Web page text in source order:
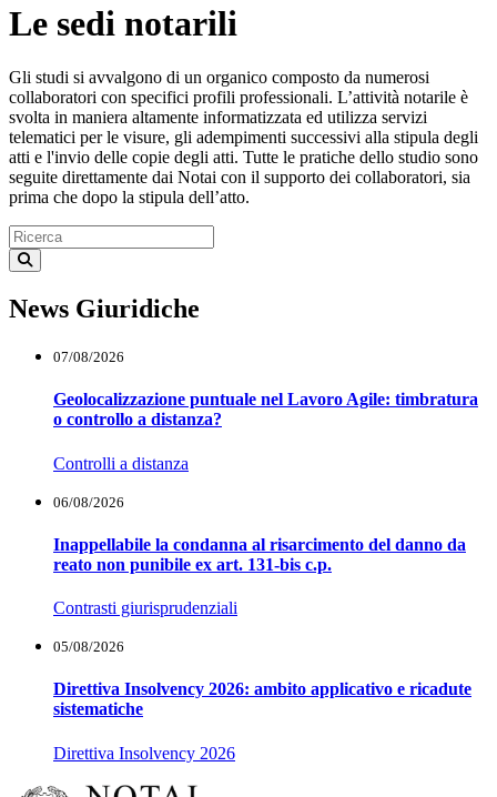
Le sedi notarili
Gli studi si avvalgono di un organico composto da numerosi
collaboratori con specifici profili professionali. L’attività notarile è
svolta in maniera altamente informatizzata ed utilizza servizi
telematici per le visure, gli adempimenti successivi alla stipula degli
atti e l'invio delle copie degli atti. Tutte le pratiche dello studio sono
seguite direttamente dai Notai con il supporto dei collaboratori, sia
prima che dopo la stipula dell’atto.
News Giuridiche
07/08/2026
Geolocalizzazione puntuale nel Lavoro Agile: timbratura
o controllo a distanza?
Controlli a distanza
06/08/2026
Inappellabile la condanna al risarcimento del danno da
reato non punibile ex art. 131-bis c.p.
Contrasti giurisprudenziali
05/08/2026
Direttiva Insolvency 2026: ambito applicativo e ricadute
sistematiche
Direttiva Insolvency 2026